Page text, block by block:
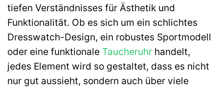
tiefen Verständnisses für Ästhetik und
Funktionalität. Ob es sich um ein schlichtes
Dresswatch-Design, ein robustes Sportmodell
oder eine funktionale Taucheruhr handelt,
jedes Element wird so gestaltet, dass es nicht
nur gut aussieht, sondern auch über viele